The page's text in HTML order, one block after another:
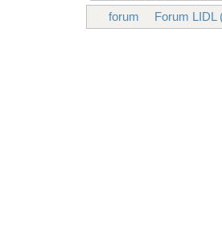
forum Forum LIDL